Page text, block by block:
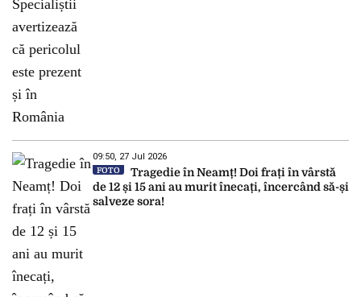
09:50, 27 Jul 2026
FOTO
Tragedie în Neamț! Doi frați în vârstă
de 12 și 15 ani au murit înecați, încercând să-și
salveze sora!